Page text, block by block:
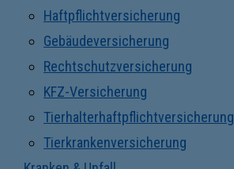
Haftpflichtversicherung
Gebäudeversicherung
Rechtschutzversicherung
KFZ-Versicherung
Tierhalterhaftpflichtversicherung
Tierkrankenversicherung